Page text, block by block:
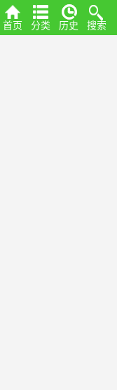
首页 分类 历史 搜索